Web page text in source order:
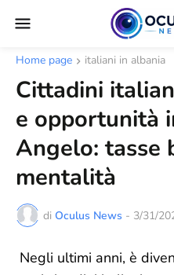
Home page italiani in albania
Cittadini
e opportunità
Angelo: tasse
mentalità
di Oculus News - 3/31/
Negli ultimi anni, è